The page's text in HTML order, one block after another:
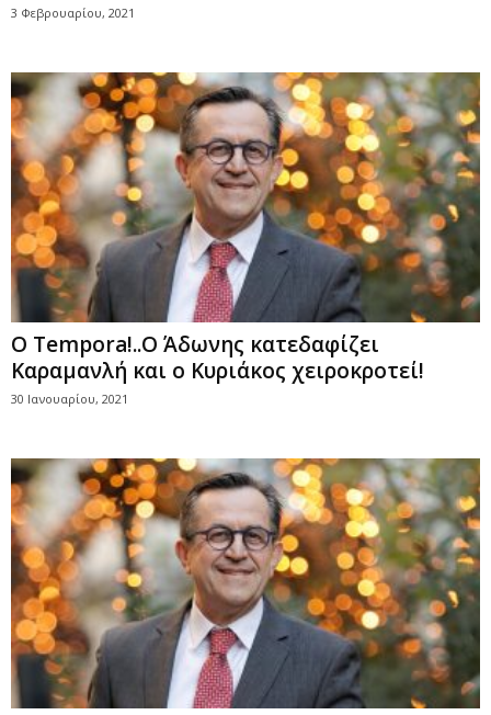
3 Φεβρουαρίου, 2021
O Tempora!..Ο Άδωνης κατεδαφίζει
Καραμανλή και ο Κυριάκος χειροκροτεί!
30 Ιανουαρίου, 2021